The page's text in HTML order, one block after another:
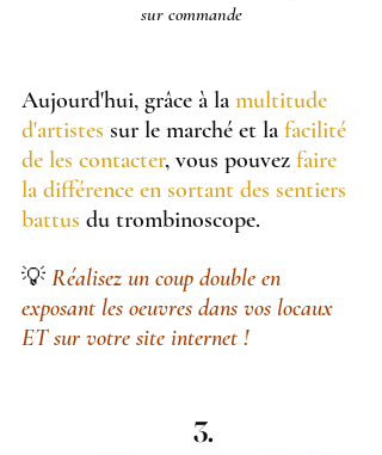
sur commande
Aujourd'hui, grâce à la multitude
d'artistes sur le marché et la facilité
de les contacter, vous pouvez faire
la différence en sortant des sentiers
battus du trombinoscope.
💡 Réalisez un coup double en
exposant les oeuvres dans vos locaux
ET sur votre site internet !